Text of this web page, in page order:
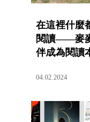
在這裡什麼
閱讀——麥
伴成為閱讀
04.02.2024